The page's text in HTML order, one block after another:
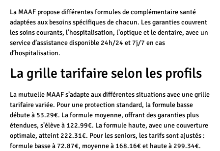
La MAAF propose différentes formules de complémentaire santé
adaptées aux besoins spécifiques de chacun. Les garanties couvrent
les soins courants, l’hospitalisation, l’optique et le dentaire, avec un
service d’assistance disponible 24h/24 et 7j/7 en cas
d’hospitalisation.
La grille tarifaire selon les profils
La mutuelle MAAF s’adapte aux différentes situations avec une grille
tarifaire variée. Pour une protection standard, la formule basse
débute à 53.29€. La formule moyenne, offrant des garanties plus
étendues, s’élève à 122.99€. La formule haute, avec une couverture
optimale, atteint 222.31€. Pour les seniors, les tarifs sont ajustés :
formule basse à 72.87€, moyenne à 168.16€ et haute à 299.34€.